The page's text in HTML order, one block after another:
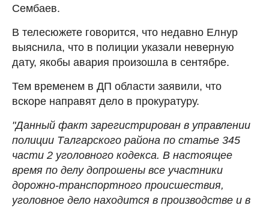
Сембаев.
В телесюжете говорится, что недавно Елнур
выяснила, что в полиции указали неверную
дату, якобы авария произошла в сентябре.
Тем временем в ДП области заявили, что
вскоре направят дело в прокуратуру.
"Данный факт зарегистрирован в управлении
полиции Талгарского района по статье 345
части 2 уголовного кодекса. В настоящее
время по делу допрошены все участники
дорожно-транспортного происшествия,
уголовное дело находится в производстве и в